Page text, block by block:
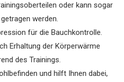
oder kann sogar
werden.
für die Bauchkontrolle.
Erhaltung der Körperwärme
des Trainings.
und hilft Ihnen dabei,